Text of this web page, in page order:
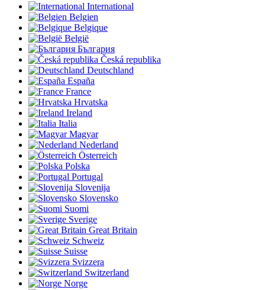
International
Belgien
Belgique
België
България
Česká republika
Deutschland
España
France
Hrvatska
Ireland
Italia
Magyar
Nederland
Österreich
Polska
Portugal
Slovenija
Slovensko
Suomi
Sverige
Great Britain
Schweiz
Suisse
Svizzera
Switzerland
Norge